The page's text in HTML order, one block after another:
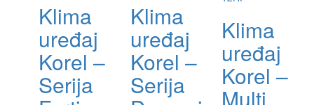
Klima
uređaj
Korel –
Serija
Klima
uređaj
Korel –
Serija
Klima
uređaj
Korel –
Multi